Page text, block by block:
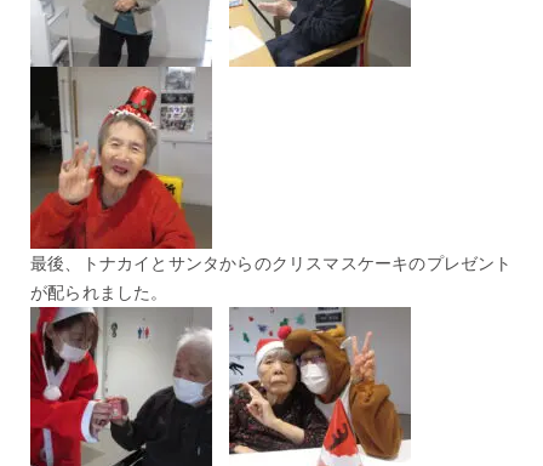
最後、トナカイとサンタからのクリスマスケーキのプレゼント
が配られました。